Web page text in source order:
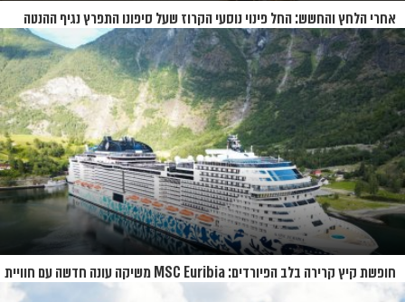
אחרי הלחץ והחשש: החל פינוי נוסעי הקרוז שעל סיפונו התפרץ נגיף ההנטה
חופשת קיץ קרירה בלב הפיורדים: MSC Euribia משיקה עונה חדשה עם חוויית
קרוז רחבת היקף